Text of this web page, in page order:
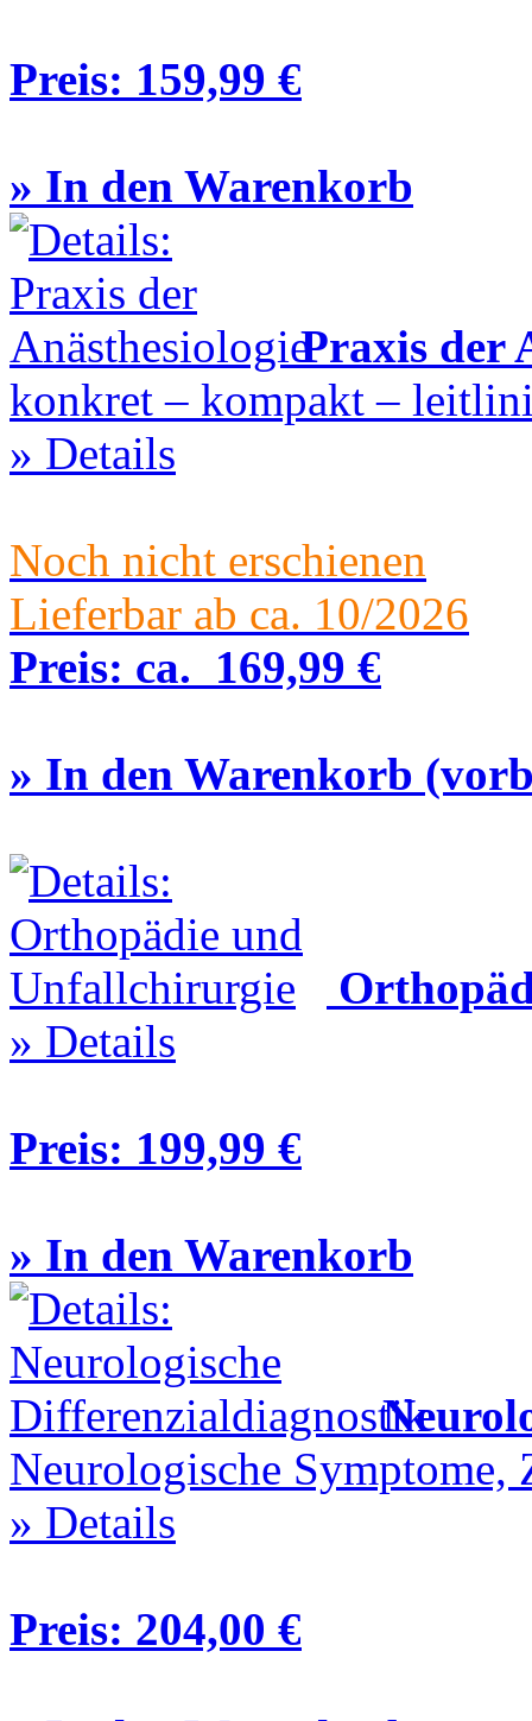
Preis: 159,99 €
» In den Warenkorb
Praxis der
konkret – kompakt –
» Details
Noch nicht erschienen
Lieferbar ab ca. 10/2026
Preis: ca. 169,99 €
» In den Warenkorb
» Details
Preis: 199,99 €
» In den Warenkorb
Neurologische Symptome,
» Details
Preis: 204,00 €